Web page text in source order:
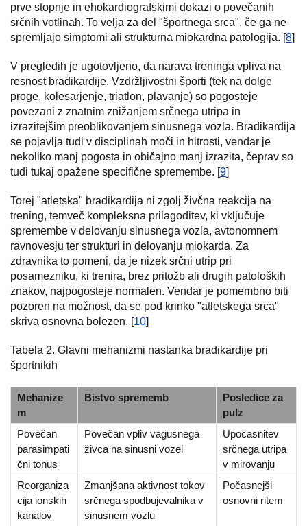
prve stopnje in ehokardiografskimi dokazi o povečanih
srčnih votlinah. To velja za del "športnega srca", če ga ne
spremljajo simptomi ali strukturna miokardna patologija. [8]
V pregledih je ugotovljeno, da narava treninga vpliva na
resnost bradikardije. Vzdržljivostni športi (tek na dolge
proge, kolesarjenje, triatlon, plavanje) so pogosteje
povezani z znatnim znižanjem srčnega utripa in
izrazitejšim preoblikovanjem sinusnega vozla. Bradikardija
se pojavlja tudi v disciplinah moči in hitrosti, vendar je
nekoliko manj pogosta in običajno manj izrazita, čeprav so
tudi tukaj opažene specifične spremembe. [9]
Torej "atletska" bradikardija ni zgolj živčna reakcija na
trening, temveč kompleksna prilagoditev, ki vključuje
spremembe v delovanju sinusnega vozla, avtonomnem
ravnovesju ter strukturi in delovanju miokarda. Za
zdravnika to pomeni, da je nizek srčni utrip pri
posamezniku, ki trenira, brez pritožb ali drugih patoloških
znakov, najpogosteje normalen. Vendar je pomembno biti
pozoren na možnost, da se pod krinko "atletskega srca"
skriva osnovna bolezen. [10]
Tabela 2. Glavni mehanizmi nastanka bradikardije pri
športnikih
Mehanize
m
Bistvo sprememb
Posledice za
pulz
Povečan
parasimpati
čni tonus
Povečan vpliv vagusnega
živca na sinusni vozel
Upočasnitev
srčnega utripa
v mirovanju
Reorganiza
cija ionskih
kanalov
Zmanjšana aktivnost tokov
srčnega spodbujevalnika v
sinusnem vozlu
Počasnejši
osnovni ritem